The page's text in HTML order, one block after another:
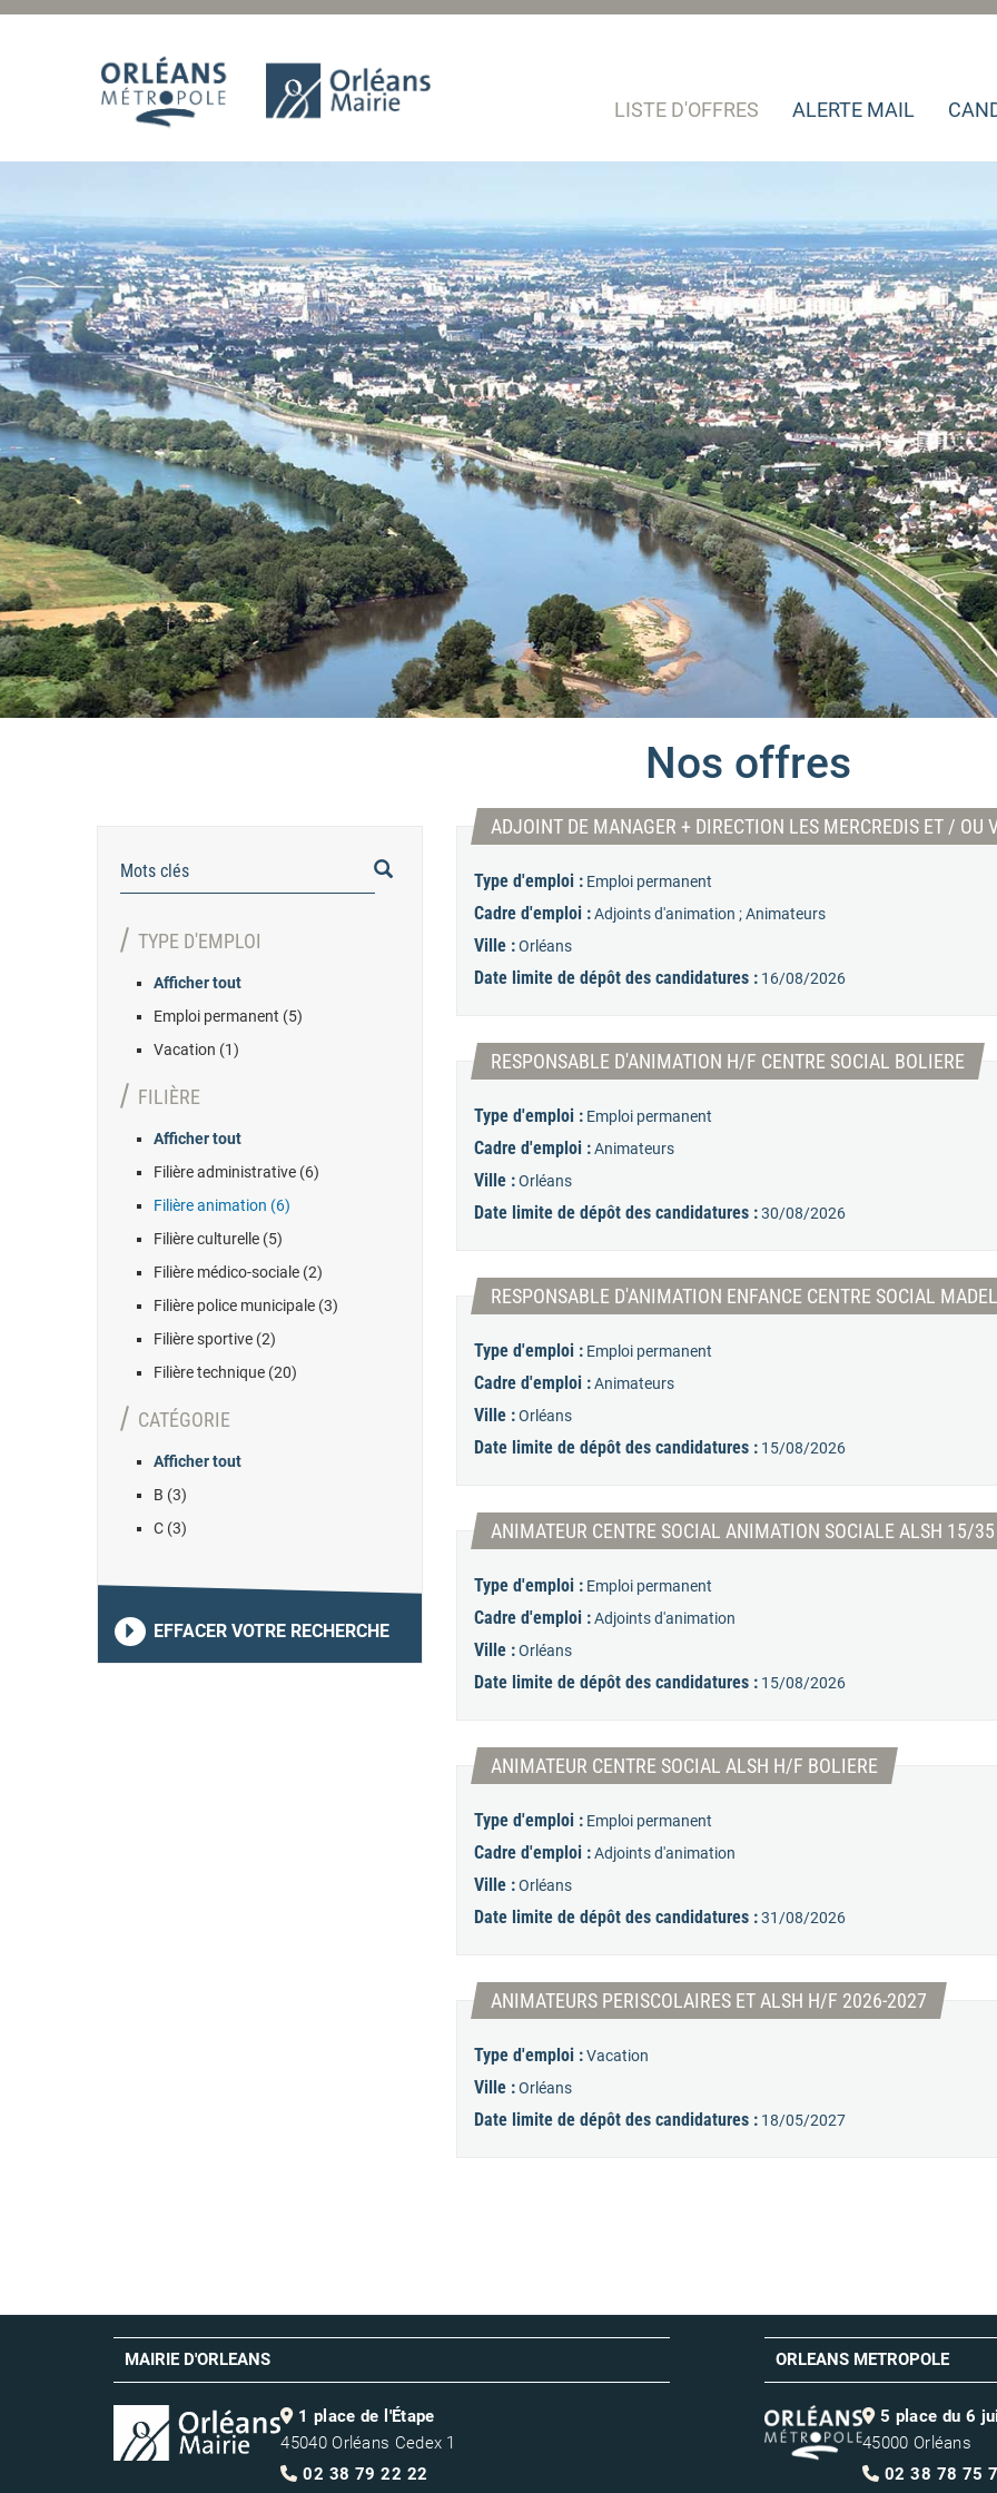
LISTE D'OFFRES ALERTE MAIL
Nos offres
RECHERCHER
TYPE D'EMPLOI
Afficher tout
Emploi permanent (5)
Vacation (1)
FILIÈRE
Afficher tout
Filière administrative (6)
Filière animation (6)
Filière culturelle (5)
Filière médico-sociale (2)
Filière police municipale (3)
Filière sportive (2)
Filière technique (20)
CATÉGORIE
Afficher tout
B (3)
C (3)
EFFACER VOTRE RECHERCHE
ADJOINT DE MANAGER + DIRECTION LES MERCREDIS ET / OU
Type d'emploi : Emploi permanent
Cadre d'emploi : Adjoints d'animation ; Animateurs
Ville : Orléans
Date limite de dépôt des candidatures : 16/08/2026
RESPONSABLE D'ANIMATION H/F CENTRE SOCIAL BOLIERE
Type d'emploi : Emploi permanent
Cadre d'emploi : Animateurs
Ville : Orléans
Date limite de dépôt des candidatures : 30/08/2026
RESPONSABLE D'ANIMATION ENFANCE CENTRE SOCIAL
Type d'emploi : Emploi permanent
Cadre d'emploi : Animateurs
Ville : Orléans
Date limite de dépôt des candidatures : 15/08/2026
ANIMATEUR CENTRE SOCIAL ANIMATION SOCIALE ALSH 15/
Type d'emploi : Emploi permanent
Cadre d'emploi : Adjoints d'animation
Ville : Orléans
Date limite de dépôt des candidatures : 15/08/2026
ANIMATEUR CENTRE SOCIAL ALSH H/F BOLIERE(Nouvelle
Type d'emploi : Emploi permanent
Cadre d'emploi : Adjoints d'animation
Ville : Orléans
Date limite de dépôt des candidatures : 31/08/2026
ANIMATEURS PERISCOLAIRES ET ALSH H/F 2026-2027
Type d'emploi : Vacation
Ville : Orléans
Date limite de dépôt des candidatures : 18/05/2027
MAIRIE D'ORLEANS
1 place de l'Étape
45040 Orléans Cedex 1
02 38 79 22 22
ORLEANS METROPOLE
5 place du 6
45000 Orléans
02 38 78 75
Panneau de gestion des cookies